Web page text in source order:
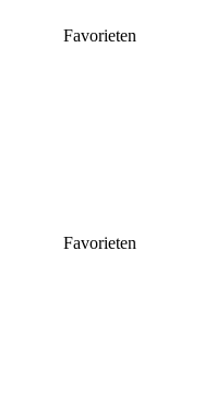
Favorieten
Favorieten